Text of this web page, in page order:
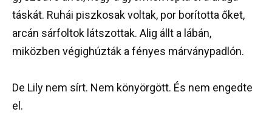
táskát. Ruhái piszkosak voltak, por borította őket,
arcán sárfoltok látszottak. Alig állt a lábán,
miközben végighúzták a fényes márványpadlón.
De Lily nem sírt. Nem könyörgött. És nem engedte
el.